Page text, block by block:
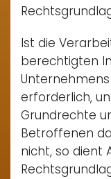
Ist die
berechtigten
erforderlich,
Grundrechte
Betroffenen
nicht, so dient